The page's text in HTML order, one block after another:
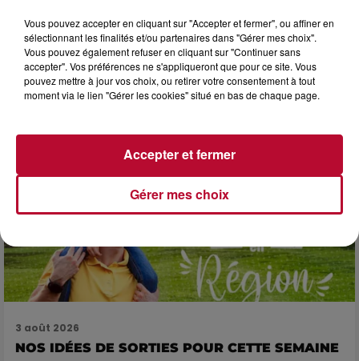
3 août 2026
SOIRÉE DJ PLAYA
3 août 2026
NOS IDÉES DE SORTIES POUR CETTE SEMAINE
Vous pouvez accepter en cliquant sur "Accepter et fermer", ou affiner en
sélectionnant les finalités et/ou partenaires dans "Gérer mes choix".
Vous pouvez également refuser en cliquant sur "Continuer sans
accepter". Vos préférences ne s'appliqueront que pour ce site. Vous
pouvez mettre à jour vos choix, ou retirer votre consentement à tout
moment via le lien "Gérer les cookies" situé en bas de chaque page.
Gérer mes choix
Accepter et fermer